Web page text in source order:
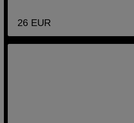
26 EUR